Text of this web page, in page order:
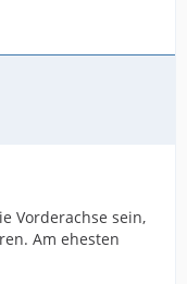
Vorderachse sein,
Am ehesten